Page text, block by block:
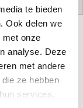
te bieden
Ook delen we
met onze
analyse. Deze
met andere
ze hebben
services.
log in voor prijs
Offerte